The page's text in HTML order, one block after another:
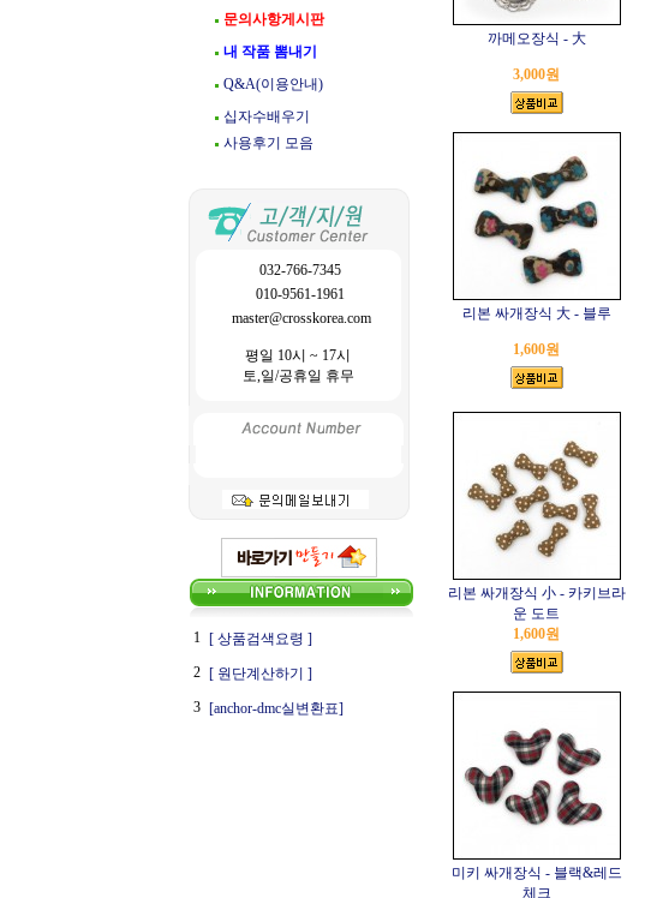
문의사항게시판
내 작품 뽐내기
Q&A(이용안내)
십자수배우기
사용후기 모음
032-766-7345
010-9561-1961
master@crosskorea.com
평일 10시 ~ 17시
토,일/공휴일 휴무
1
[ 상품검색요령 ]
2
[ 원단계산하기 ]
3
[anchor-dmc실변환표]
까메오장식 - 大
3,000원
리본 싸개장식 大 - 블루
1,600원
리본 싸개장식 小 - 카키브라
운 도트
1,600원
미키 싸개장식 - 블랙&레드
체크